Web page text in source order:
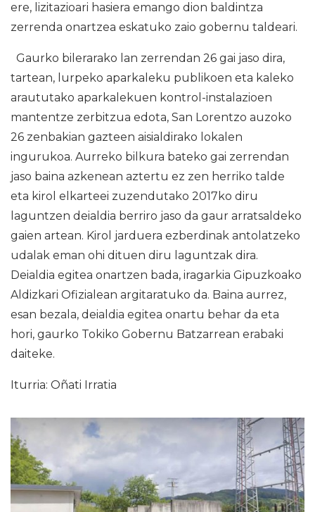
ere, lizitazioari hasiera emango dion baldintza
zerrenda onartzea eskatuko zaio gobernu taldeari.
Gaurko bilerarako lan zerrendan 26 gai jaso dira,
tartean, lurpeko aparkaleku publikoen eta kaleko
araututako aparkalekuen kontrol-instalazioen
mantentze zerbitzua edota, San Lorentzo auzoko
26 zenbakian gazteen aisialdirako lokalen
ingurukoa. Aurreko bilkura bateko gai zerrendan
jaso baina azkenean aztertu ez zen herriko talde
eta kirol elkarteei zuzendutako 2017ko diru
laguntzen deialdia berriro jaso da gaur arratsaldeko
gaien artean. Kirol jarduera ezberdinak antolatzeko
udalak eman ohi dituen diru laguntzak dira.
Deialdia egitea onartzen bada, iragarkia Gipuzkoako
Aldizkari Ofizialean argitaratuko da. Baina aurrez,
esan bezala, deialdia egitea onartu behar da eta
hori, gaurko Tokiko Gobernu Batzarrean erabaki
daiteke.
Iturria: Oñati Irratia